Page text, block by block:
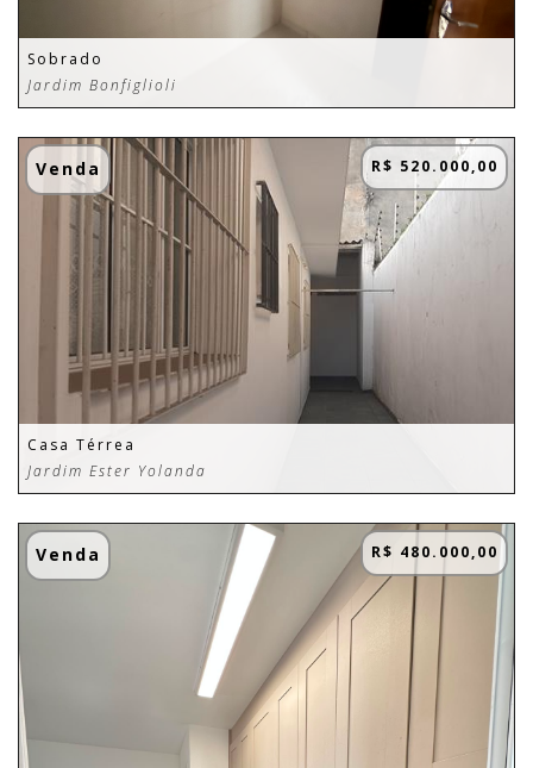
Sobrado
Jardim Bonfiglioli
Venda R$ 520.000,00
Casa Térrea
Jardim Ester Yolanda
Venda R$ 480.000,00